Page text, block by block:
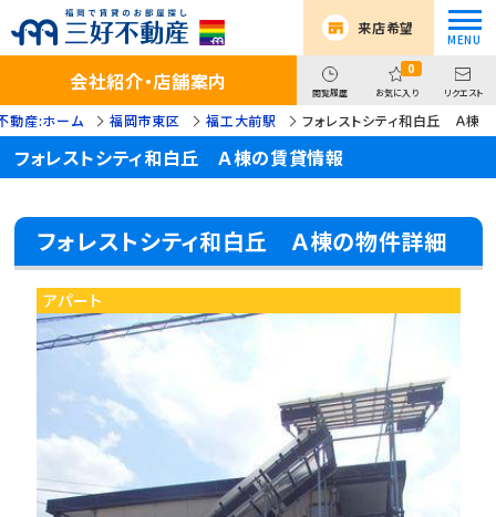
来店希望
会社紹介・店舗案内 閲覧履歴
0
お気に入り リクエスト
動産:ホーム 福岡市東区 福工大前駅 フォレストシティ和白丘 Ａ棟
フォレストシティ和白丘 Ａ棟の賃貸情報
フォレストシティ和白丘 Ａ棟の物件詳細
アパート